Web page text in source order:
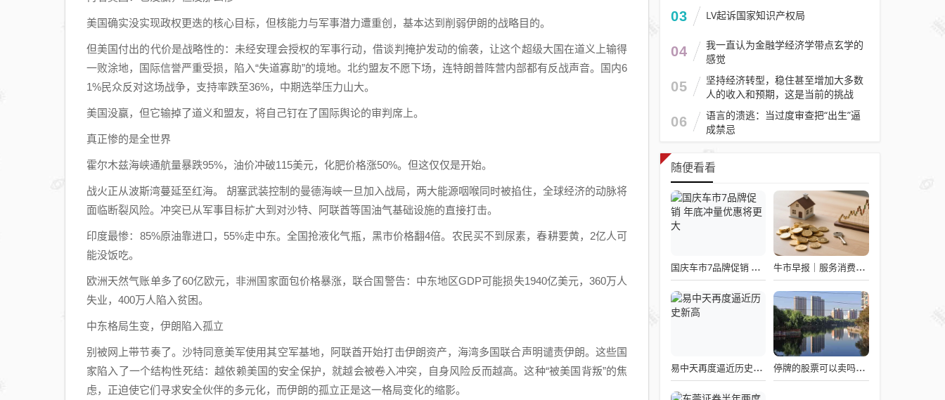
美国确实没实现政权更迭的核心目标，但核能力与军事潜力遭重创，基本达到削弱伊朗的战略目的。
但美国付出的代价是战略性的：未经安理会授权的军事行动，借谈判掩护发动的偷袭，让这个超级大国在道义上输得
一败涂地，国际信誉严重受损，陷入“失道寡助”的境地。北约盟友不愿下场，连特朗普阵营内部都有反战声音。国内6
1%民众反对这场战争，支持率跌至36%，中期选举压力山大。
美国没赢，但它输掉了道义和盟友，将自己钉在了国际舆论的审判席上。
真正惨的是全世界
霍尔木兹海峡通航量暴跌95%，油价冲破115美元，化肥价格涨50%。但这仅仅是开始。
战火正从波斯湾蔓延至红海。 胡塞武装控制的曼德海峡一旦加入战局，两大能源咽喉同时被掐住，全球经济的动脉将
面临断裂风险。冲突已从军事目标扩大到对沙特、阿联酋等国油气基础设施的直接打击。
印度最惨：85%原油靠进口，55%走中东。全国抢液化气瓶，黑市价格翻4倍。农民买不到尿素，春耕要黄，2亿人可
能没饭吃。
欧洲天然气账单多了60亿欧元，非洲国家面包价格暴涨，联合国警告：中东地区GDP可能损失1940亿美元，360万人
失业，400万人陷入贫困。
中东格局生变，伊朗陷入孤立
别被网上带节奏了。沙特同意美军使用其空军基地，阿联酋开始打击伊朗资产，海湾多国联合声明谴责伊朗。这些国
家陷入了一个结构性死结：越依赖美国的安全保护，就越会被卷入冲突，自身风险反而越高。这种“被美国背叛”的焦
虑，正迫使它们寻求安全伙伴的多元化，而伊朗的孤立正是这一格局变化的缩影。
03 LV起诉国家知识产权局
04
我一直认为金融学经济学带点玄学的
感觉
05
坚持经济转型，稳住甚至增加大多数
人的收入和预期，这是当前的挑战
06
语言的溃逃：当过度审查把“出生”逼
成禁忌
随便看看
国庆车市7品牌促销 年底冲量优惠将更大 牛市早报｜服务消费政策落地美联储将议息
易中天再度逼近历史新高 停牌的股票可以卖吗？看懂这条规则就够了